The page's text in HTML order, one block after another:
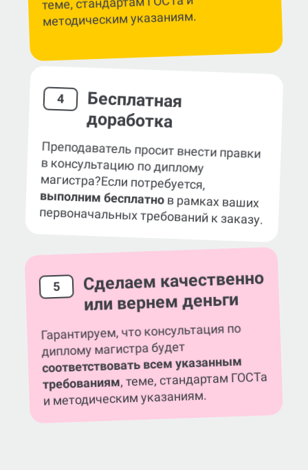
магистра
теме, стандартам ГОСТа и
4 Бесплатная
доработка
Преподаватель просит внести правки
в консультацию по диплому
магистра? Если потребуется,
выполним бесплатнов рамках ваших
первоначальных требований к заказу.
5 Сделаем качественно
или вернем деньги
Гарантируем, что консультация по
диплому магистра будет
соответствовать всем указанным
требованиям, теме, стандартам ГОСТа
и методическим указаниям.